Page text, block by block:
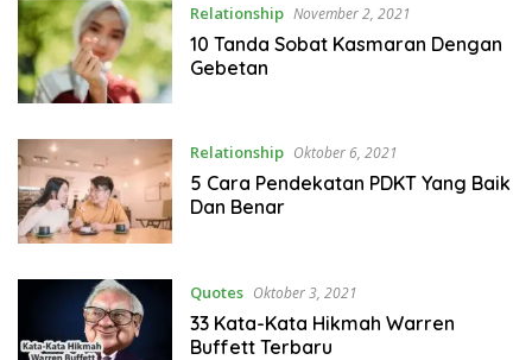
Relationship November 2, 2021
10 Tanda Sobat Kasmaran Dengan
Gebetan
Relationship Oktober 6, 2021
5 Cara Pendekatan PDKT Yang Baik
Dan Benar
Quotes Oktober 3, 2021
33 Kata-Kata Hikmah Warren
Buffett Terbaru